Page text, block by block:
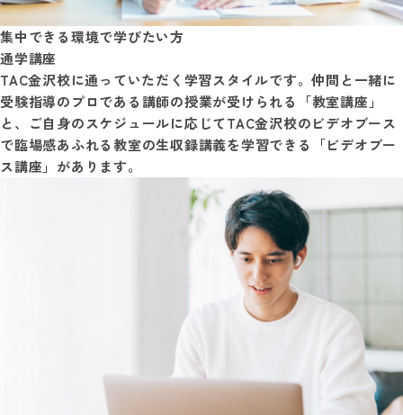
集中できる環境で学びたい方
通学講座
TAC金沢校に通っていただく学習スタイルです。仲間と一緒に
受験指導のプロである講師の授業が受けられる「教室講座」
と、ご自身のスケジュールに応じてTAC金沢校のビデオブース
で臨場感あふれる教室の生収録講義を学習できる「ビデオブー
ス講座」があります。